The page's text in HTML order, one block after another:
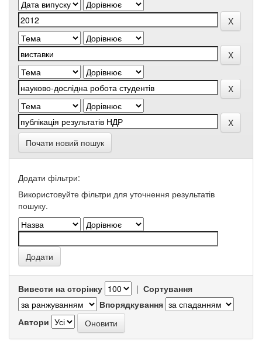
Почати новий пошук
Додати фільтри:
Використовуйте фільтри для уточнення результатів
пошуку.
Вивести на сторінку | Сортування
Впорядкування
Автори